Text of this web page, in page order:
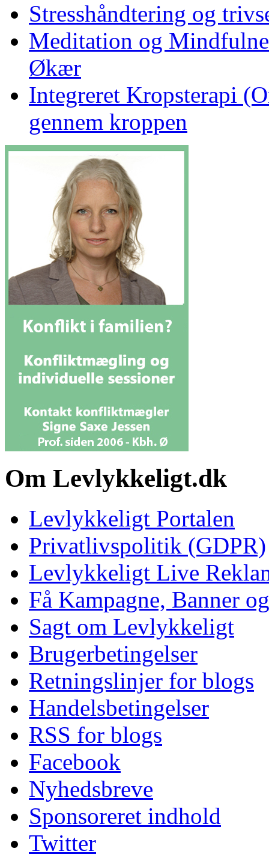
Stresshåndtering og
Meditation og
Økær
Integreret Kropsterapi
gennem kroppen
Om Levlykkeligt.dk
Levlykkeligt Portalen
Privatlivspolitik (GDPR)
Levlykkeligt Live
Få Kampagne, Banner
Sagt om Levlykkeligt
Brugerbetingelser
Retningslinjer for blogs
Handelsbetingelser
RSS for blogs
Facebook
Nyhedsbreve
Sponsoreret indhold
Twitter